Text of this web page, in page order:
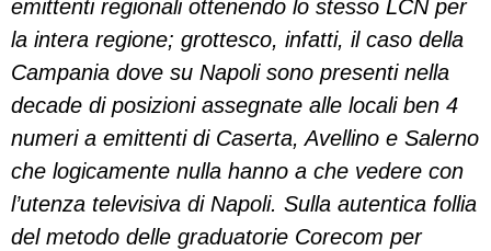
emittenti regionali ottenendo lo stesso LCN per
la intera regione; grottesco, infatti, il caso della
Campania dove su Napoli sono presenti nella
decade di posizioni assegnate alle locali ben 4
numeri a emittenti di Caserta, Avellino e Salerno
che logicamente nulla hanno a che vedere con
l’utenza televisiva di Napoli. Sulla autentica follia
del metodo delle graduatorie Corecom per